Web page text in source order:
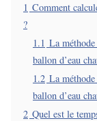
1 Comment
?
1.1 La
ballon d’eau
1.2 La
ballon d’eau
2 Quel est le